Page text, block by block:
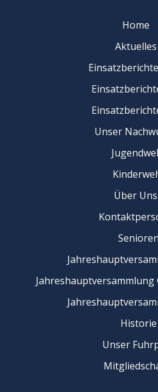
Home
Aktuelles
Unser
Über Uns
Senioren
Jahreshauptversammlung
Historie
Unser